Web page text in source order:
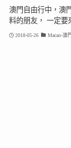
澳門自由行中，澳
料的朋友， 一定要
2018-05-26 Macao-澳